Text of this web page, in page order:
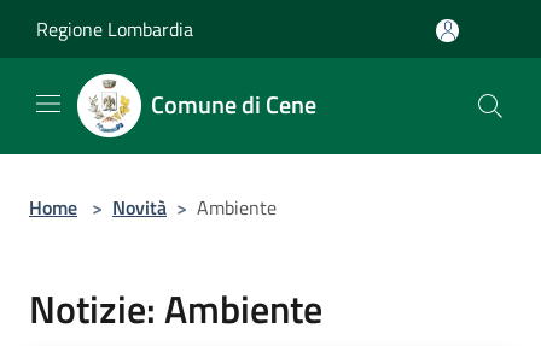
Regione Lombardia
Comune di Cene
Home > Novità > Ambiente
Notizie: Ambiente